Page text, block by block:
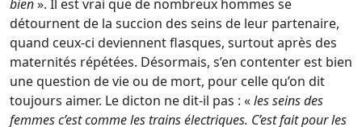
bien». Il est vrai que de nombreux hommes se
détournent de la succion des seins de leur partenaire,
quand ceux-ci deviennent flasques, surtout après des
maternités répétées. Désormais, s’en contenter est bien
une question de vie ou de mort, pour celle qu’on dit
toujours aimer. Le dicton ne dit-il pas : «les seins des
femmes c’est comme les trains électriques. C’est fait pour les